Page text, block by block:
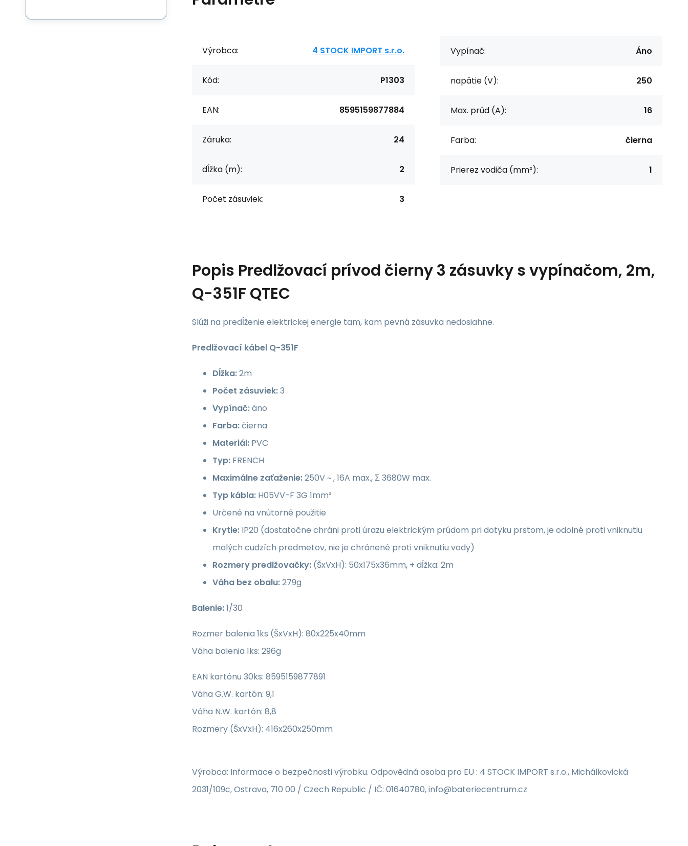
Výrobca: 4 STOCK IMPORT s.r.o.
Kód: P1303
EAN: 8595159877884
Záruka: 24
dĺžka (m): 2
Počet zásuviek: 3
Vypínač: Áno
napätie (V): 250
Max. prúd (A): 16
Farba: čierna
Prierez vodiča (mm²): 1
Popis Predlžovací prívod čierny 3 zásuvky s vypínačom, 2m,
Q-351F QTEC
Slúži na predĺženie elektrickej energie tam, kam pevná zásuvka nedosiahne.
Predlžovací kábel Q-351F
Dĺžka:2m
Počet zásuviek:3
Vypínač:áno
Farba:čierna
Materiál: PVC
Typ: FRENCH
Maximálne zaťaženie:250V ~ , 16A max., Σ 3680W max.
Typ kábla: H05VV-F 3G 1mm²
Určené na vnútorné použitie
Krytie: IP20 (dostatočne chráni proti úrazu elektrickým prúdom pri dotyku prstom, je odolné proti vniknutiu
malých cudzích predmetov, nie je chránené proti vniknutiu vody)
Rozmery predlžovačky: (ŠxVxH): 50x175x36mm, + dĺžka: 2m
Váha bez obalu:279g
Balenie:1/30
Rozmer balenia 1ks (ŠxVxH): 80x225x40mm
Váha balenia 1ks: 296g
EAN kartónu 30ks: 8595159877891
Váha G.W. kartón: 9,1
Váha N.W. kartón: 8,8
Rozmery (ŠxVxH): 416x260x250mm
Výrobca: Informace o bezpečnosti výrobku. Odpovědná osoba pro EU : 4 STOCK IMPORT s.r.o., Michálkovická
2031/109c, Ostrava, 710 00 / Czech Republic / IČ: 01640780, info@bateriecentrum.cz